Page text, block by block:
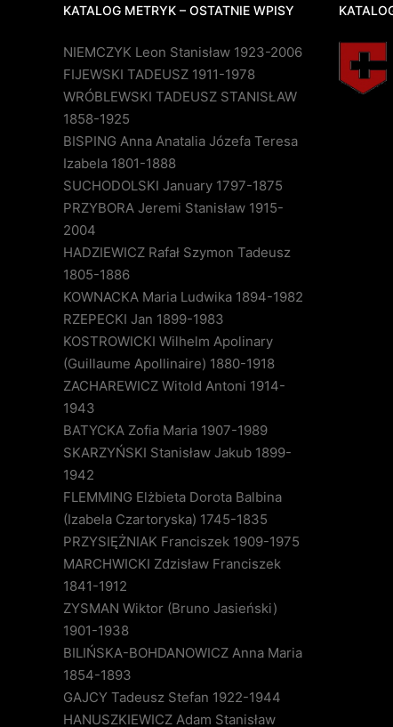
KATALOG METRYK – OSTATNIE WPISY
NIEMCZYK Leon Stanisław 1923-2006
FIJEWSKI TADEUSZ 1911-1978
WRÓBLEWSKI TADEUSZ STANISŁAW
1858-1925
BISPING Anna Anatalia Józefa Teresa
Izabela 1801-1888
SUCHODOLSKI January 1797-1875
PRZYBORA Jeremi Stanisław 1915-
2004
HADZIEWICZ Rafał Szymon Tadeusz
1805-1886
KOWNACKA Maria Ludwika 1894-1982
RZEPECKI Jan 1899-1983
KOSTROWICKI Wilhelm Apolinary
(Guillaume Apollinaire) 1880-1918
ZACHAREWICZ Witold Antoni 1914-
1943
BATYCKA Zofia Maria 1907-1989
SKARZYŃSKI Stanisław Jakub 1899-
1942
FLEMMING Elżbieta Dorota Balbina
(Izabela Czartoryska) 1745-1835
PRZYSIĘŻNIAK Franciszek 1909-1975
MARCHWICKI Zdzisław Franciszek
1841-1912
ZYSMAN Wiktor (Bruno Jasieński)
1901-1938
BILIŃSKA-BOHDANOWICZ Anna Maria
1854-1893
GAJCY Tadeusz Stefan 1922-1944
HANUSZKIEWICZ Adam Stanisław